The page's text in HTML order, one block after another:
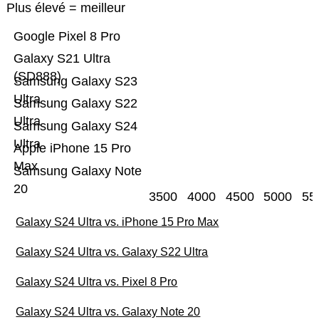
Plus élevé = meilleur
Samsung Galaxy Note
20
Apple iPhone 15 Pro
Max
Samsung Galaxy S24
Ultra
Samsung Galaxy S22
Ultra
Samsung Galaxy S23
Ultra
Galaxy S21 Ultra
(SD888)
Google Pixel 8 Pro
3500 4000 4500 5000
Galaxy S24 Ultra vs. iPhone 15 Pro Max
Galaxy S24 Ultra vs. Galaxy S22 Ultra
Galaxy S24 Ultra vs. Pixel 8 Pro
Galaxy S24 Ultra vs. Galaxy Note 20